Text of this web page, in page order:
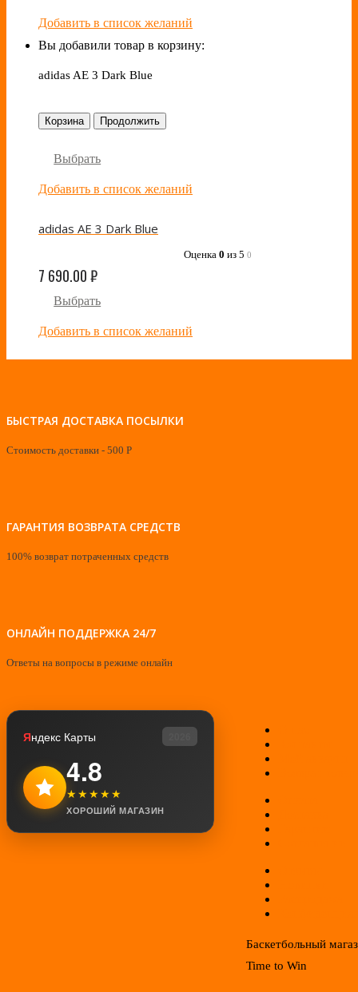
Добавить в список желаний
Вы добавили товар в корзину:
adidas AE 3 Dark Blue
Корзина Продолжить
Выбрать
Добавить в список желаний
adidas AE 3 Dark Blue
Оценка 0 из 5 0
7 690.00₽
Выбрать
Добавить в список желаний
БЫСТРАЯ ДОСТАВКА ПОСЫЛКИ
Стоимость доставки - 500 Р
ГАРАНТИЯ ВОЗВРАТА СРЕДСТВ
100% возврат потраченных средств
ОНЛАЙН ПОДДЕРЖКА 24/7
Ответы на вопросы в режиме онлайн
Яндекс Карты
4.8
★★★★★
ХОРОШИЙ МАГАЗИН
Баскетбольный
Time to Win